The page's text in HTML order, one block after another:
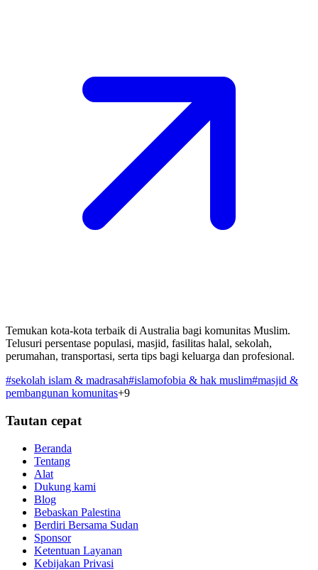
Temukan kota-kota terbaik di Australia bagi komunitas Muslim.
Telusuri persentase populasi, masjid, fasilitas halal, sekolah,
perumahan, transportasi, serta tips bagi keluarga dan profesional.
#sekolah islam & madrasah#islamofobia & hak muslim#masjid &
pembangunan komunitas+9
Tautan cepat
Beranda
Tentang
Alat
Dukung kami
Blog
Bebaskan Palestina
Berdiri Bersama Sudan
Sponsor
Ketentuan Layanan
Kebijakan Privasi